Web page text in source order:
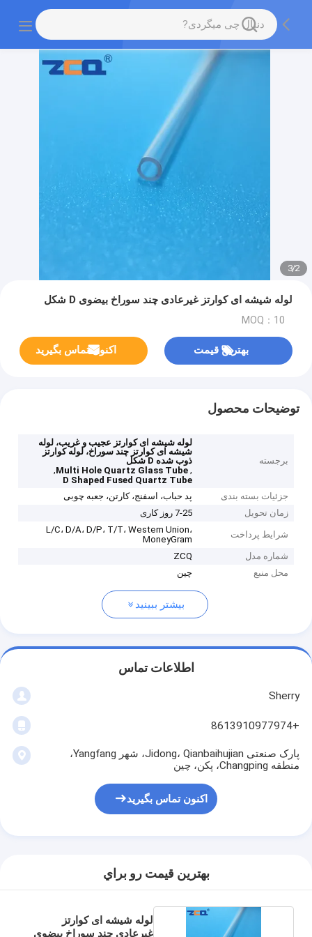
2
/
3
لوله شیشه ای کوارتز غیرعادی چند سوراخ بیضوی D شکل
MOQ：10
بهترین قیمت اکنون تماس بگیرید
توضیحات محصول
برجسته
لوله شیشه ای کوارتز عجیب و غریب، لوله
شیشه ای کوارتز چند سوراخ، لوله کوارتز
ذوب شده D شکل
,
Multi Hole Quartz Glass Tube
,
D Shaped Fused Quartz Tube
جزئیات بسته بندی
پد حباب، اسفنج، کارتن، جعبه چوبی
زمان تحویل
7-25 روز کاری
شرایط پرداخت
L/C، D/A، D/P، T/T، Western Union،
MoneyGram
شماره مدل
ZCQ
محل منبع
چین
بیشتر ببینید
اطلاعات تماس
Sherry
+8613910977974
پارک صنعتی Jidong، Qianbaihujian، شهر Yangfang،
منطقه Changping، پکن، چین
اکنون تماس بگیرید
بهترين قيمت رو براي
لوله شیشه ای کوارتز
غیرعادی چند سوراخ بیضوی